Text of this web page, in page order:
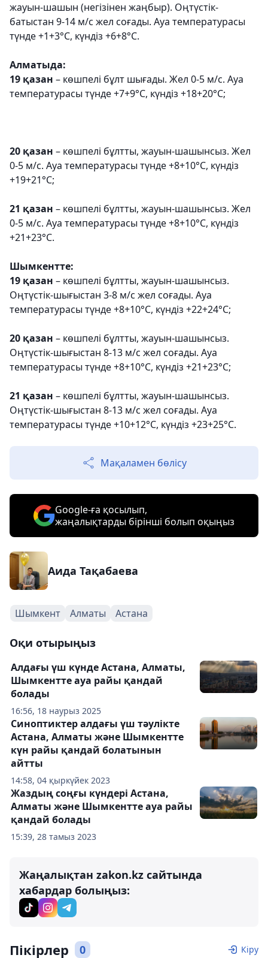
жауын-шашын (негізінен жаңбыр). Оңтүстік-
батыстан 9-14 м/с жел соғады. Ауа температурасы
түнде +1+3°С, күндіз +6+8°С.
Алматыда:
19 қазан – көшпелі бұлт шығады. Жел 0-5 м/с. Ауа
температурасы түнде +7+9°С, күндіз +18+20°С;
20 қазан – көшпелі бұлтты, жауын-шашынсыз. Жел
0-5 м/с. Ауа температурасы түнде +8+10°С, күндіз
+19+21°С;
21 қазан – көшпелі бұлтты, жауын-шашынсыз. Жел
0-5 м/с. Ауа температурасы түнде +8+10°С, күндіз
+21+23°С.
Шымкентте:
19 қазан – көшпелі бұлтты, жауын-шашынсыз.
Оңтүстік-шығыстан 3-8 м/с жел соғады. Ауа
температурасы түнде +8+10°С, күндіз +22+24°С;
20 қазан – көшпелі бұлтты, жауын-шашынсыз.
Оңтүстік-шығыстан 8-13 м/с жел соғады. Ауа
температурасы түнде +8+10°С, күндіз +21+23°С;
21 қазан – көшпелі бұлтты, жауын-шашынсыз.
Оңтүстік-шығыстан 8-13 м/с жел соғады. Ауа
температурасы түнде +10+12°С, күндіз +23+25°С.
Мақаламен бөлісу
Google-ға қосылып,
жаңалықтарды бірінші болып оқыңыз
Аида Тақабаева
Шымкент Алматы Астана
Оқи отырыңыз
16:56, 18 наурыз 2025
Алдағы үш күнде Астана, Алматы,
Шымкентте ауа райы қандай
болады
14:58, 04 қыркүйек 2023
Синоптиктер алдағы үш тәулікте
Астана, Алматы және Шымкентте
күн райы қандай болатынын
айтты
15:39, 28 тамыз 2023
Жаздың соңғы күндері Астана,
Алматы және Шымкентте ауа райы
қандай болады
Жаңалықтан zakon.kz сайтында
хабардар болыңыз:
Пікірлер 0 Кіру